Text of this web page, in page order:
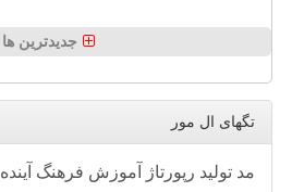
جدیدترین ها
تگهای ال مور
مد تولید رپورتاژ آموزش فرهنگ آینده